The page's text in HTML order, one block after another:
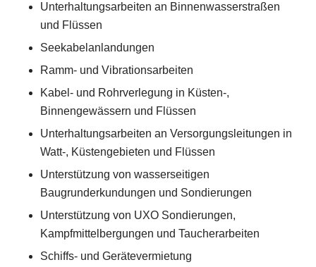
Unterhaltungsarbeiten an Binnenwasserstraßen
und Flüssen
Seekabelanlandungen
Ramm- und Vibrationsarbeiten
Kabel- und Rohrverlegung in Küsten-,
Binnengewässern und Flüssen
Unterhaltungsarbeiten an Versorgungsleitungen in
Watt-, Küstengebieten und Flüssen
Unterstützung von wasserseitigen
Baugrunderkundungen und Sondierungen
Unterstützung von UXO Sondierungen,
Kampfmittelbergungen und Taucherarbeiten
Schiffs- und Gerätevermietung